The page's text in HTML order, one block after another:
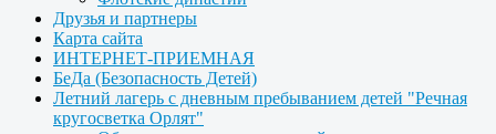
Друзья и партнеры
Карта сайта
ИНТЕРНЕТ-ПРИЕМНАЯ
БеДа (Безопасность Детей)
Летний лагерь с дневным пребыванием детей "Речная
кругосветка Орлят"